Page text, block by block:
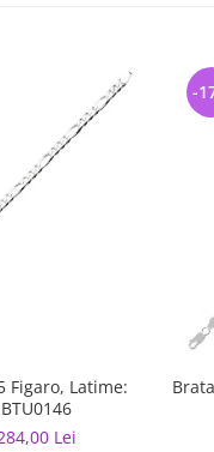
Figaro, Latime:
Lei
-